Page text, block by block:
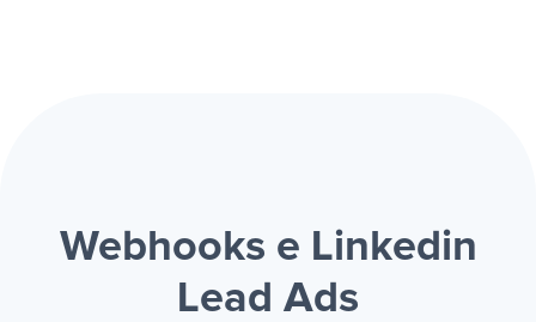
Webhooks e Linkedin
Lead Ads